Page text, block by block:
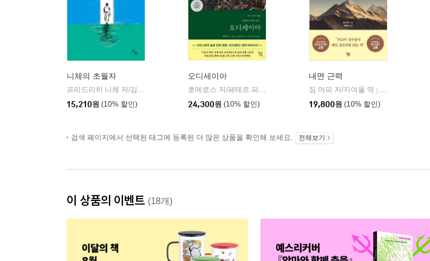
니체의 초월자
프리드리히 니체 저/김철 편역
15,210원 (10% 할인)
오디세이아
호메로스 저/페테르 파울 루벤스 그림/박문재 역 | 현대지성
24,300원 (10% 할인)
내면 근력
짐 머피 저/지여울 역
윌북(willbook)
19,800원 (10% 할인)
검색 페이지에서 선택된 태그에 등록된 더 많은 상품을 확인해 보세요. 전체보기
이 상품의 이벤트 (18개)